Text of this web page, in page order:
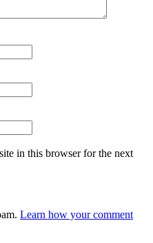
in this browser for the next
Learn how your comment